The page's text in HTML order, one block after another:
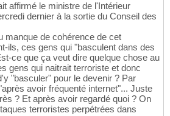
affirmé le ministre de l'Intérieur
dernier à la sortie du Conseil des
manque de cohérence de cet
ils, ces gens qui "basculent dans des
ce que ça veut dire quelque chose au
gens qui naitrait terroriste et donc
"basculer" pour le devenir ? Par
avoir fréquenté internet"... Juste
? Et après avoir regardé quoi ? On
terroristes perpétrées dans